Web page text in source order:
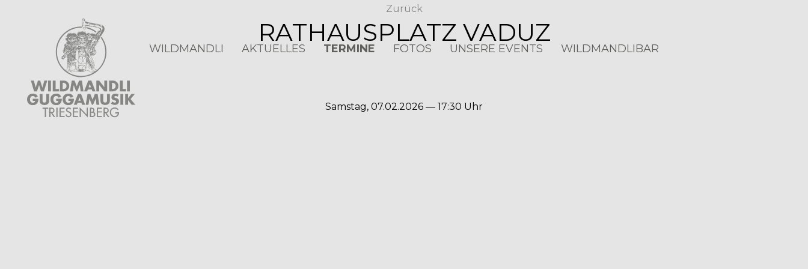
WILDMANDLI AKTUELLES TERMINE FOTOS UNSERE EVENTS WILDMANDLIBAR
Zurück
RATHAUSPLATZ VADUZ
Samstag, 07.02.2026 — 17:30 Uhr